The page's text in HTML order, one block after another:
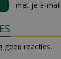
met je e-
geen reacties.